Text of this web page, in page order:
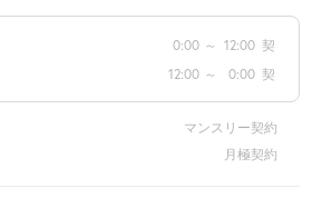
0:00 ～ 12:00 契
12:00 ～ 0:00 契
マンスリー契約
月極契約